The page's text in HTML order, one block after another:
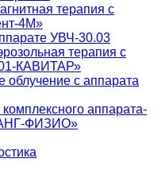
терапия с
4М»
УВЧ-30.03
терапия с
КАВИТАР»
облучение с аппарата
аппарата-
ФИЗИО»